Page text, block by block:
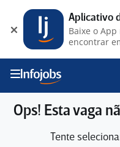
Ops! Esta vaga
Tente
Aplicativo
Baixe o
encontrar